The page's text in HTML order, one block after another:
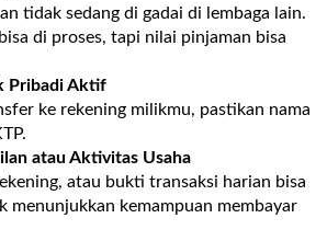
tidak sedang di gadai di lembaga lain.
di proses, tapi nilai pinjaman bisa
Pribadi Aktif
ke rekening milikmu, pastikan nama
atau Aktivitas Usaha
atau bukti transaksi harian bisa
menunjukkan kemampuan membayar